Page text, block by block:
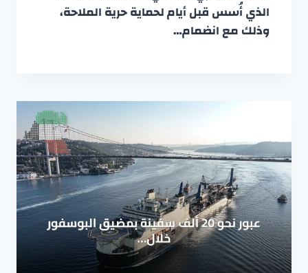
الذي أُسس قبل أيام لحماية حرية الملاحة،
وذلك مع انضمام…